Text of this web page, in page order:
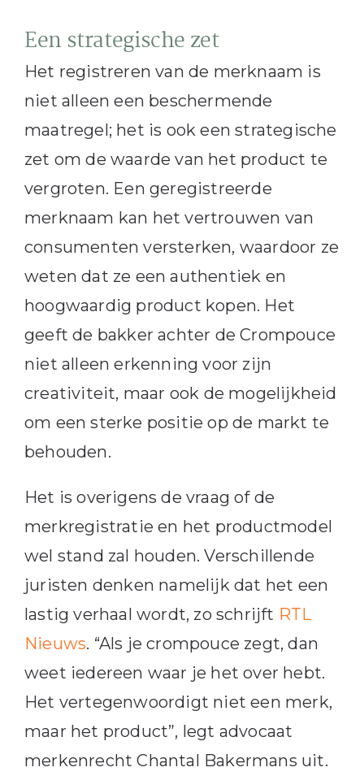
Een strategische zet
Het registreren van de merknaam is
niet alleen een beschermende
maatregel; het is ook een strategische
zet om de waarde van het product te
vergroten. Een geregistreerde
merknaam kan het vertrouwen van
consumenten versterken, waardoor ze
weten dat ze een authentiek en
hoogwaardig product kopen. Het
geeft de bakker achter de Crompouce
niet alleen erkenning voor zijn
creativiteit, maar ook de mogelijkheid
om een sterke positie op de markt te
behouden.
Het is overigens de vraag of de
merkregistratie en het productmodel
wel stand zal houden. Verschillende
juristen denken namelijk dat het een
lastig verhaal wordt, zo schrijft RTL
Nieuws. “Als je crompouce zegt, dan
weet iedereen waar je het over hebt.
Het vertegenwoordigt niet een merk,
maar het product”, legt advocaat
merkenrecht Chantal Bakermans uit.